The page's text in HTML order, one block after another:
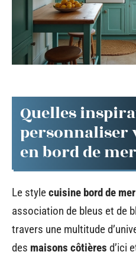
Quelles
personnaliser
en bord de
Le stylecuisine bord de mer
association de bleus et de
travers une multitude
des maisons côtières d’ici